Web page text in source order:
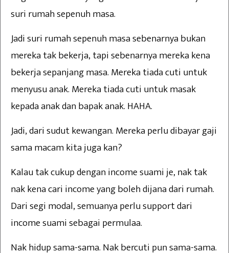
suri rumah sepenuh masa.
Jadi suri rumah sepenuh masa sebenarnya bukan
mereka tak bekerja, tapi sebenarnya mereka kena
bekerja sepanjang masa. Mereka tiada cuti untuk
menyusu anak. Mereka tiada cuti untuk masak
kepada anak dan bapak anak. HAHA.
Jadi, dari sudut kewangan. Mereka perlu dibayar gaji
sama macam kita juga kan?
Kalau tak cukup dengan income suami je, nak tak
nak kena cari income yang boleh dijana dari rumah.
Dari segi modal, semuanya perlu support dari
income suami sebagai permulaa.
Nak hidup sama-sama. Nak bercuti pun sama-sama.